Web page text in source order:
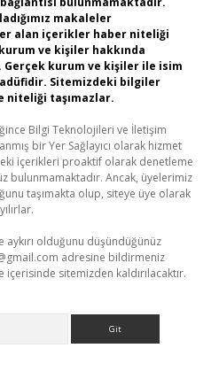
makaleler
alan içerikler haber niteliği
ve kişiler hakkında
Gerçek kurum ve kişiler ile isim
Sitemizdeki bilgiler
niteliği taşımazlar.
Bilgi Teknolojileri ve İletişim
bir Yer Sağlayıcı olarak hizmet
içerikleri proaktif olarak denetleme
bulunmamaktadır. Ancak, üyelerimiz
taşımakta olup, siteye üye olarak
olduğunu düşündüğünüz
adresine bildirmeniz
sitemizden kaldırılacaktır.